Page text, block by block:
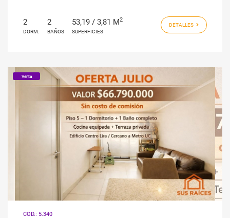
2
DORM.
2
BAÑOS
53,19 / 3,81 M2
SUPERFICIES
DETALLES
Venta
COD.: 5.340